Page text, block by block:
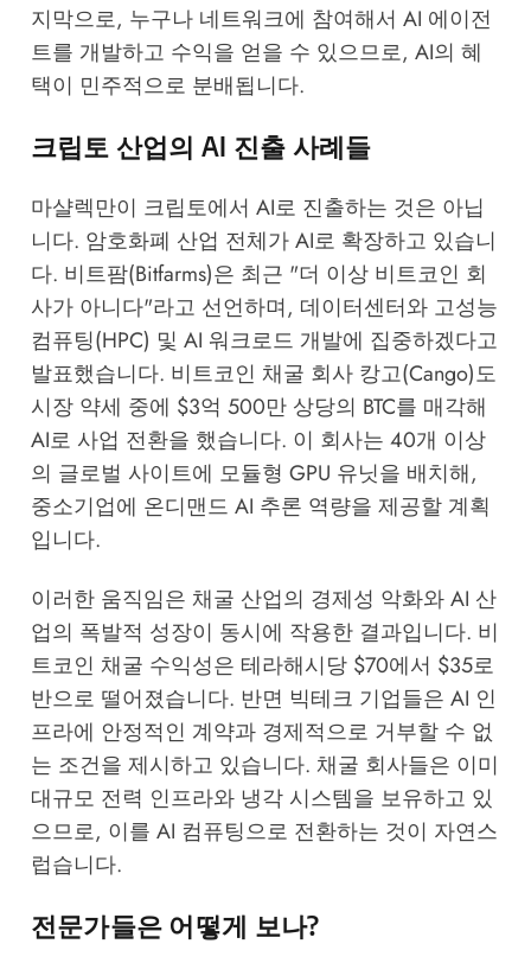
지막으로, 누구나 네트워크에 참여해서 AI 에이전
트를 개발하고 수익을 얻을 수 있으므로, AI의 혜
택이 민주적으로 분배됩니다.
크립토 산업의 AI 진출 사례들
마샬렉만이 크립토에서 AI로 진출하는 것은 아닙
니다. 암호화폐 산업 전체가 AI로 확장하고 있습니
다. 비트팜(Bitfarms)은 최근 "더 이상 비트코인 회
사가 아니다"라고 선언하며, 데이터센터와 고성능
컴퓨팅(HPC) 및 AI 워크로드 개발에 집중하겠다고
발표했습니다. 비트코인 채굴 회사 캉고(Cango)도
시장 약세 중에 $3억 500만 상당의 BTC를 매각해
AI로 사업 전환을 했습니다. 이 회사는 40개 이상
의 글로벌 사이트에 모듈형 GPU 유닛을 배치해,
중소기업에 온디맨드 AI 추론 역량을 제공할 계획
입니다.
이러한 움직임은 채굴 산업의 경제성 악화와 AI 산
업의 폭발적 성장이 동시에 작용한 결과입니다. 비
트코인 채굴 수익성은 테라해시당 $70에서 $35로
반으로 떨어졌습니다. 반면 빅테크 기업들은 AI 인
프라에 안정적인 계약과 경제적으로 거부할 수 없
는 조건을 제시하고 있습니다. 채굴 회사들은 이미
대규모 전력 인프라와 냉각 시스템을 보유하고 있
으므로, 이를 AI 컴퓨팅으로 전환하는 것이 자연스
럽습니다.
전문가들은 어떻게 보나?